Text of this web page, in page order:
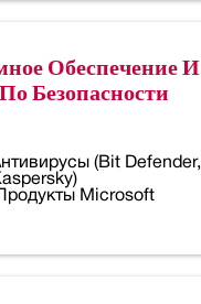
Обеспечение И
Безопасности
(Bit Defender,
Microsoft